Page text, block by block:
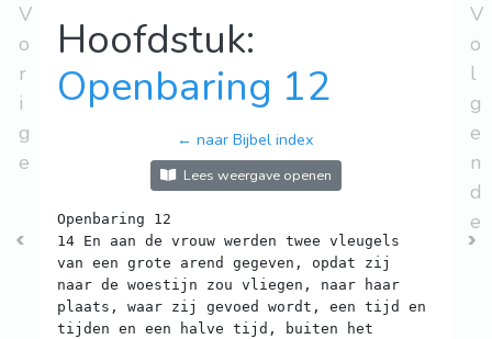
V
o
r
i
g
e
Hoofdstuk:
Openbaring 12
← naar Bijbel index
Lees weergave openen
Openbaring 12
14 En aan de vrouw werden twee vleugels
van een grote arend gegeven, opdat zij
naar de woestijn zou vliegen, naar haar
plaats, waar zij gevoed wordt, een tijd en
tijden en een halve tijd, buiten het
V
o
l
g
e
n
d
e